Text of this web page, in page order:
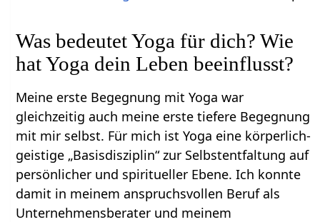
Was bedeutet Yoga für dich? Wie
hat Yoga dein Leben beeinflusst?
Meine erste Begegnung mit Yoga war
gleichzeitig auch meine erste tiefere Begegnung
mit mir selbst. Für mich ist Yoga eine körperlich-
geistige „Basisdisziplin“ zur Selbstentfaltung auf
persönlicher und spiritueller Ebene. Ich konnte
damit in meinem anspruchsvollen Beruf als
Unternehmensberater und meinem